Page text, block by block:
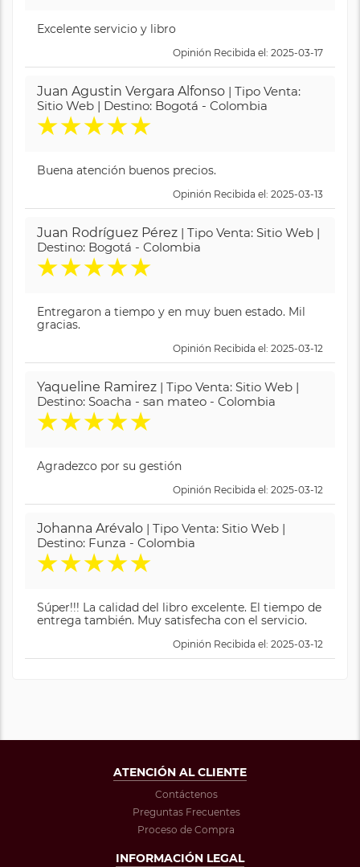
Excelente servicio y libro
Opinión Recibida el: 2025-03-17
Juan Agustin Vergara Alfonso | Tipo Venta:
Sitio Web | Destino: Bogotá - Colombia
★★★★★
Buena atención buenos precios.
Opinión Recibida el: 2025-03-13
Juan Rodríguez Pérez | Tipo Venta: Sitio Web |
Destino: Bogotá - Colombia
★★★★★
Entregaron a tiempo y en muy buen estado. Mil
gracias.
Opinión Recibida el: 2025-03-12
Yaqueline Ramirez | Tipo Venta: Sitio Web |
Destino: Soacha - san mateo - Colombia
★★★★★
Agradezco por su gestión
Opinión Recibida el: 2025-03-12
Johanna Arévalo | Tipo Venta: Sitio Web |
Destino: Funza - Colombia
★★★★★
Súper!!! La calidad del libro excelente. El tiempo de
entrega también. Muy satisfecha con el servicio.
Opinión Recibida el: 2025-03-12
ATENCIÓN AL CLIENTE
Contáctenos
Preguntas Frecuentes
Proceso de Compra
INFORMACIÓN LEGAL